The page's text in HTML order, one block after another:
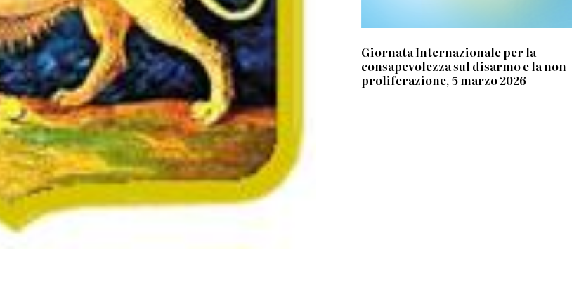
Giornata Internazionale per la
consapevolezza sul disarmo e la non
proliferazione, 5 marzo 2026